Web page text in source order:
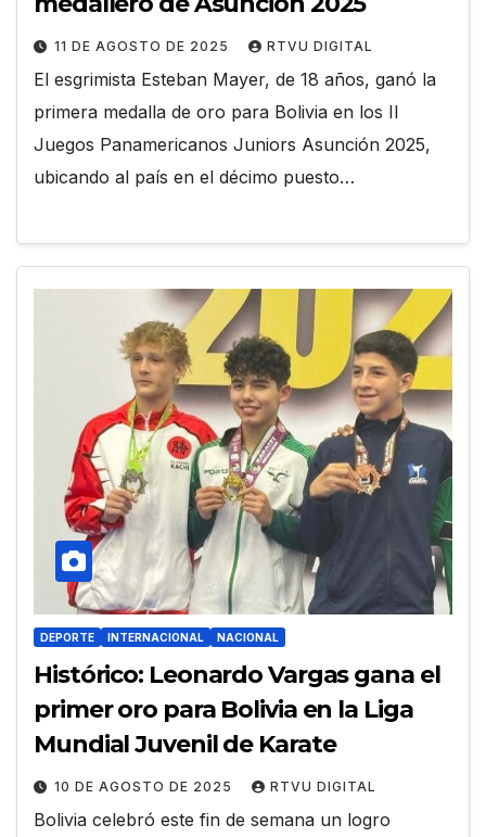
11 DE AGOSTO DE 2025 RTVU DIGITAL
El esgrimista Esteban Mayer, de 18 años, ganó la
primera medalla de oro para Bolivia en los II
Juegos Panamericanos Juniors Asunción 2025,
ubicando al país en el décimo puesto…
DEPORTE INTERNACIONAL NACIONAL
Histórico: Leonardo Vargas gana el
primer oro para Bolivia en la Liga
Mundial Juvenil de Karate
10 DE AGOSTO DE 2025 RTVU DIGITAL
Bolivia celebró este fin de semana un logro